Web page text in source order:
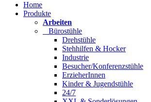
Home
Produkte
Arbeiten
Bürostühle
Drehstühle
Stehhilfen & Hocker
Industrie
Besucher/Konferenzstühle
ErzieherInnen
Kinder & Jugendstühle
24/7